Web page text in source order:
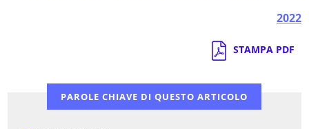
2022
STAMPA PDF
PAROLE CHIAVE DI QUESTO ARTICOLO